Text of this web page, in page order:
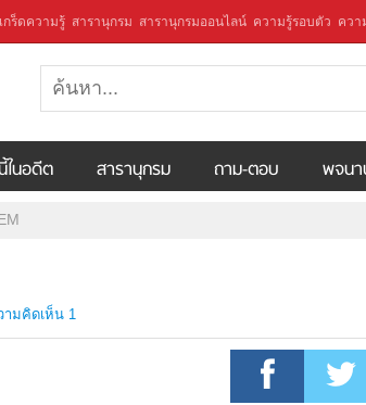
เกร็ดความรู้ สารานุกรม สารานุกรมออนไลน์ ความรู้รอบตัว ควา
ในอดีต สารานุกรม ถาม-ตอบ พจน
ามคิดเห็น 1